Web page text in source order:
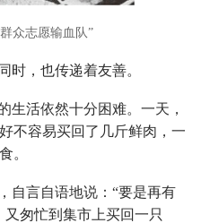
众志愿输血队”
时，也传递着友善。
生活依然十分困难。一天，
不容易买回了几斤鲜肉，一
。
自言自语地说：“要是再有
匆忙到集市上买回一只